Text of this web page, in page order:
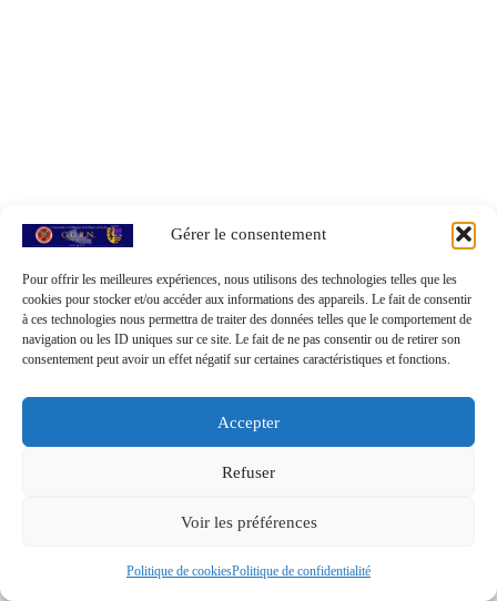
Gérer le consentement
Pour offrir les meilleures expériences, nous utilisons des technologies telles que les
cookies pour stocker et/ou accéder aux informations des appareils. Le fait de consentir
à ces technologies nous permettra de traiter des données telles que le comportement de
navigation ou les ID uniques sur ce site. Le fait de ne pas consentir ou de retirer son
consentement peut avoir un effet négatif sur certaines caractéristiques et fonctions.
Accepter
Refuser
Voir les préférences
Politique de cookiesPolitique de confidentialité
Nord– Tous droits réservés
Propulsé par WP – Réalisé avec the Thème Customizr